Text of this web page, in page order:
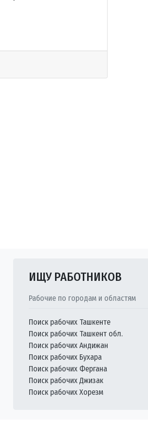
ИЩУ РАБОТНИКОВ
Рабочие по городам и областям
Поиск рабочих Ташкенте
Поиск рабочих Ташкент обл.
Поиск рабочих Андижан
Поиск рабочих Бухара
Поиск рабочих Фергана
Поиск рабочих Джизак
Поиск рабочих Хорезм